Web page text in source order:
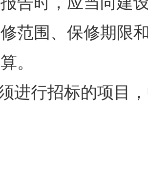
范围、保修期限
。
进行招标的项目